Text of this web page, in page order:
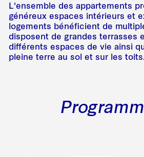
L'ensemble des appartements
généreux espaces intérieurs et
logements bénéficient de
disposent de grandes terrasses
différents espaces de vie ainsi
pleine terre au sol et sur les toits.